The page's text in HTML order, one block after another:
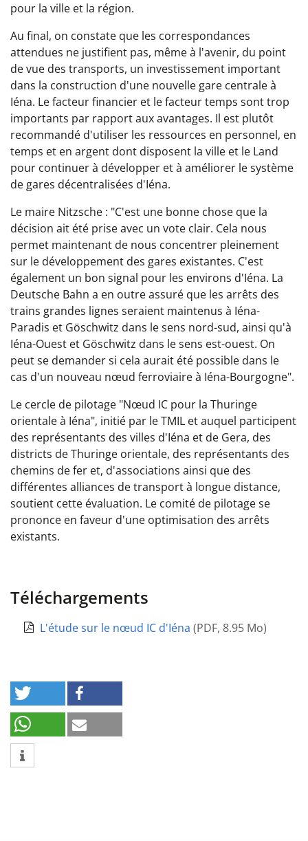
pour la ville et la région.
Au final, on constate que les correspondances
attendues ne justifient pas, même à l'avenir, du point
de vue des transports, un investissement important
dans la construction d'une nouvelle gare centrale à
Iéna. Le facteur financier et le facteur temps sont trop
importants par rapport aux avantages. Il est plutôt
recommandé d'utiliser les ressources en personnel, en
temps et en argent dont disposent la ville et le Land
pour continuer à développer et à améliorer le système
de gares décentralisées d'Iéna.
Le maire Nitzsche : "C'est une bonne chose que la
décision ait été prise avec un vote clair. Cela nous
permet maintenant de nous concentrer pleinement
sur le développement des gares existantes. C'est
également un bon signal pour les environs d'Iéna. La
Deutsche Bahn a en outre assuré que les arrêts des
trains grandes lignes seraient maintenus à Iéna-
Paradis et Göschwitz dans le sens nord-sud, ainsi qu'à
Iéna-Ouest et Göschwitz dans le sens est-ouest. On
peut se demander si cela aurait été possible dans le
cas d'un nouveau nœud ferroviaire à Iéna-Bourgogne".
Le cercle de pilotage "Nœud IC pour la Thuringe
orientale à Iéna", initié par le TMIL et auquel participent
des représentants des villes d'Iéna et de Gera, des
districts de Thuringe orientale, des représentants des
chemins de fer et, d'associations ainsi que des
différentes alliances de transport à longue distance,
soutient cette évaluation. Le comité de pilotage se
prononce en faveur d'une optimisation des arrêts
existants.
Téléchargements
L'étude sur le nœud IC d'Iéna (PDF, 8.95 Mo)